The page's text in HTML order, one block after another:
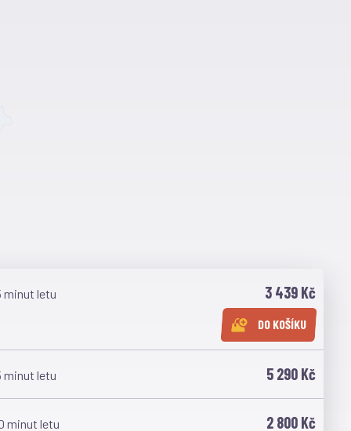
minut letu 3 439 Kč
DO KOŠÍKU
minut letu 5 290 Kč
minut letu 2 800 Kč